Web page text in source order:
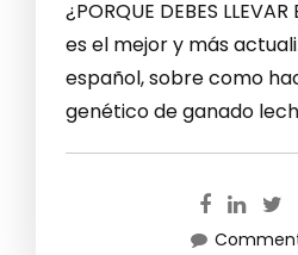
¿PORQUE DEBES
es el mejor y más
español, sobre como
genético de ganado